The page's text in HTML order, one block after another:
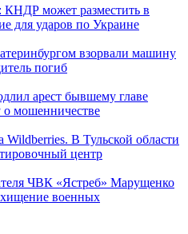
КНДР может разместить в
для ударов по Украине
взорвали машину
погиб
арест бывшему главе
о мошенничестве
Wildberries. В Тульской области
центр
ЧВК «Ястреб» Марущенко
военных